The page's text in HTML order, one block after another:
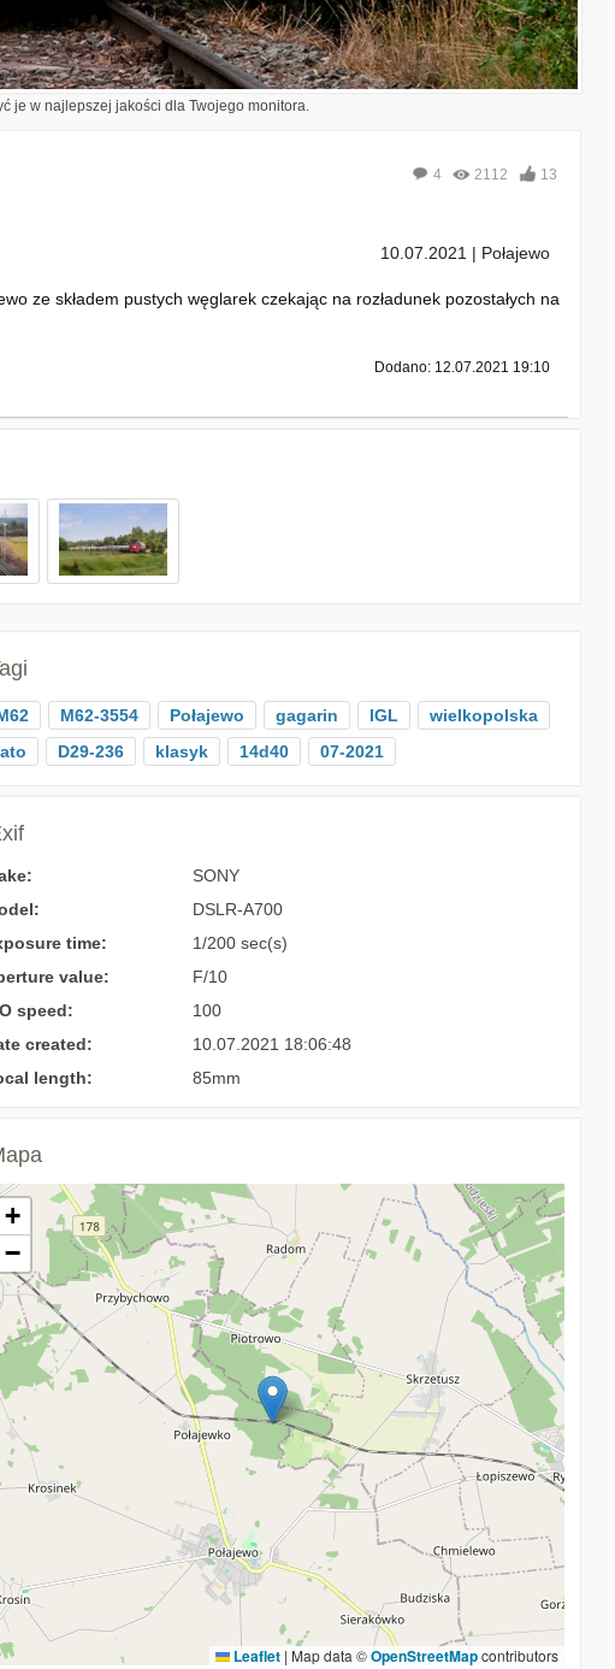
je w najlepszej jakości dla Twojego monitora.
4 2112 13
10.07.2021 | Połajewo
ze składem pustych węglarek czekając na rozładunek pozostałych na
Dodano: 12.07.2021 19:10
M62-3554 Połajewo gagarin IGL
wielkopolska
D29-236 klasyk 14d40 07-2021
SONY
DSLR-A700
time:
1/200 sec(s)
value:
F/10
speed:
100
created:
10.07.2021 18:06:48
length:
85mm
+
−
Leaflet | Map data ©OpenStreetMapcontributors